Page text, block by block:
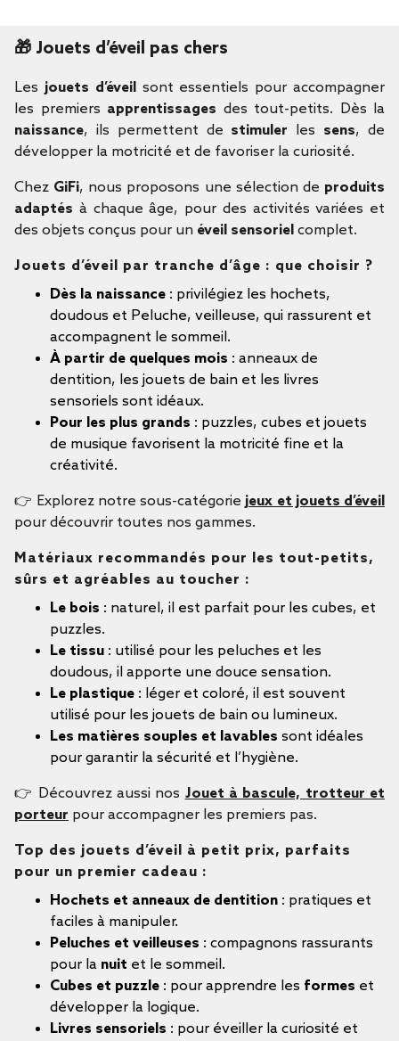
🎁 Jouets d’éveil pas chers
Les jouets d’éveilsont essentiels pour accompagner
les premiers apprentissages des tout-petits. Dès la
naissance, ils permettent de stimuler les sens, de
développer la motricité et de favoriser la curiosité.
Chez GiFi, nous proposons une sélection de produits
adaptés à chaque âge, pour des activités variées et
des objets conçus pour un éveil sensoriel complet.
Jouets d’éveil par tranche d’âge : que choisir ?
Dès la naissance : privilégiez les hochets,
doudous et Peluche, veilleuse, qui rassurent et
accompagnent le sommeil.
À partir de quelques mois : anneaux de
dentition, les jouets de bain et les livres
sensoriels sont idéaux.
Pour les plus grands : puzzles, cubes et jouets
de musique favorisent la motricité fine et la
créativité.
👉 Explorez notre sous-catégoriejeux et jouets d’éveil
pour découvrir toutes nos gammes.
Matériaux recommandés pour les tout-petits,
sûrs et agréables au toucher :
Le bois : naturel, il est parfait pour les cubes, et
puzzles.
Le tissu : utilisé pour les peluches et les
doudous, il apporte une douce sensation.
Le plastique : léger et coloré, il est souvent
utilisé pour les jouets de bain ou lumineux.
Les matières souples et lavables sont idéales
pour garantir la sécurité et l’hygiène.
👉 Découvrez aussi nos Jouet à bascule, trotteur et
porteur pour accompagner les premiers pas.
Top des jouets d’éveil à petit prix, parfaits
pour un premier cadeau :
Hochets et anneaux de dentition : pratiques et
faciles à manipuler.
Peluches et veilleuses : compagnons rassurants
pour la nuit et le sommeil.
Cubes et puzzle : pour apprendre les formes et
développer la logique.
Livres sensoriels : pour éveiller la curiosité et